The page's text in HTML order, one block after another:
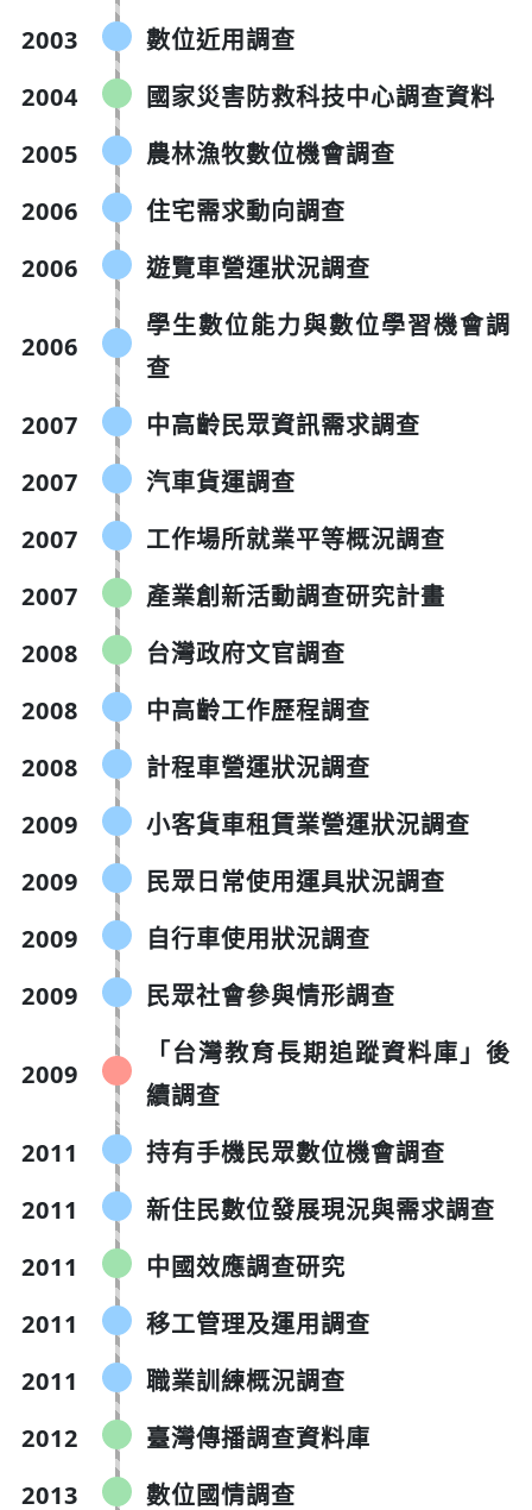
2003
數位近用調查
2004
國家災害防救科技中心調查資料
2005
農林漁牧數位機會調查
2006
住宅需求動向調查
2006
遊覽車營運狀況調查
2006
學生數位能力與數位學習機會調
查
2007
中高齡民眾資訊需求調查
2007
汽車貨運調查
2007
工作場所就業平等概況調查
2007
產業創新活動調查研究計畫
2008
台灣政府文官調查
2008
中高齡工作歷程調查
2008
計程車營運狀況調查
2009
小客貨車租賃業營運狀況調查
2009
民眾日常使用運具狀況調查
2009
自行車使用狀況調查
2009
民眾社會參與情形調查
2009
「台灣教育長期追蹤資料庫」後
續調查
2011
持有手機民眾數位機會調查
2011
新住民數位發展現況與需求調查
2011
中國效應調查研究
2011
移工管理及運用調查
2011
職業訓練概況調查
2012
臺灣傳播調查資料庫
2013
數位國情調查